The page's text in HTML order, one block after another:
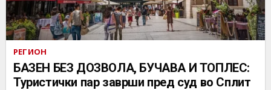
РЕГИОН
БАЗЕН БЕЗ ДОЗВОЛА, БУЧАВА И ТОПЛЕС:
Туристички пар заврши пред суд во Сплит